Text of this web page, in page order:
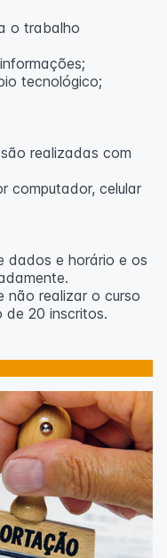
o trabalho
tecnológico;
realizadas com
computador, celular
dados e horário e os
não realizar o curso
de 20 inscritos.